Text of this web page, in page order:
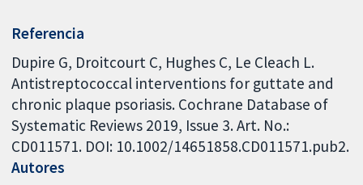
Referencia
Dupire G, Droitcourt C, Hughes C, Le Cleach L.
Antistreptococcal interventions for guttate and
chronic plaque psoriasis. Cochrane Database of
Systematic Reviews 2019, Issue 3. Art. No.:
CD011571. DOI: 10.1002/14651858.CD011571.pub2.
Autores